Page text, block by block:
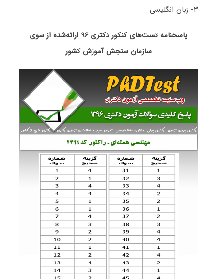
۳- زبان انگلیسی
پاسخنامه تست‌های کنکور دکتری ۹۶ ارائه‌شده از سوی
سازمان سنجش آموزش کشور